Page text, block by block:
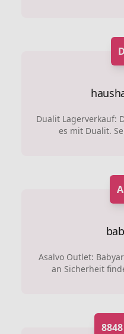
Dualit Lagerverkauf:
es mit Dualit.
Asalvo Outlet:
an Sicherheit